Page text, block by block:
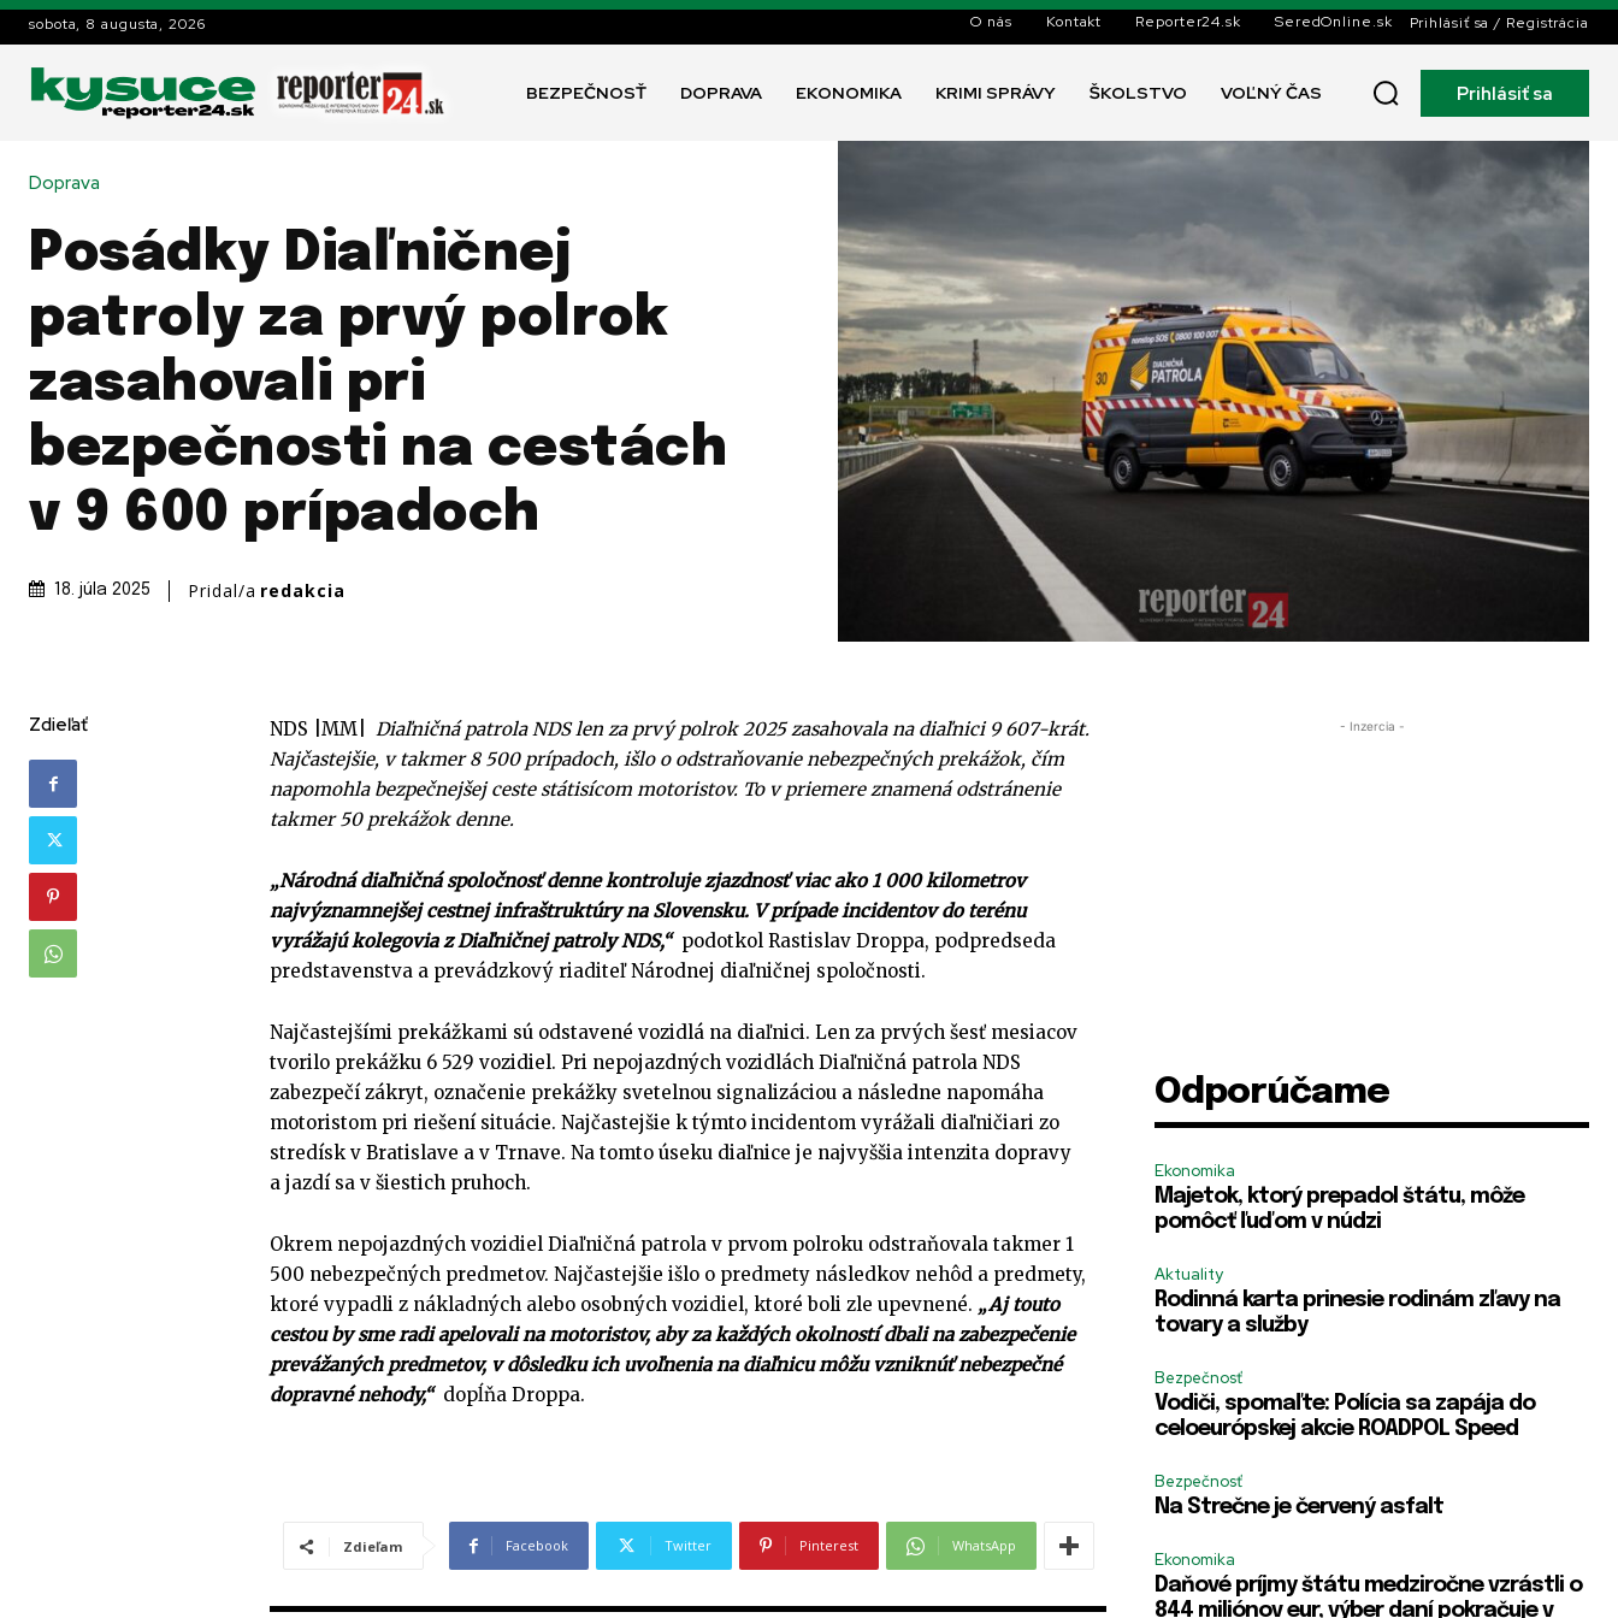
sobota, 8 augusta, 2026 O nás Kontakt Reporter24.sk SeredOnline.sk Prihlásiť sa / Registrácia
BEZPEČNOSŤ DOPRAVA EKONOMIKA KRIMI SPRÁVY ŠKOLSTVO VOĽNÝ ČAS Prihlásiť sa
Doprava
Posádky Diaľničnej
patroly za prvý polrok
zasahovali pri
bezpečnosti na cestách
v 9 600 prípadoch
18. júla 2025 Pridal/a redakcia
Zdieľať NDS |MM|
Diaľničná patrola NDS len za prvý polrok 2025 zasahovala na diaľnici 9 607-krát.
Najčastejšie, v takmer 8 500 prípadoch, išlo o odstraňovanie nebezpečných prekážok, čím
napomohla bezpečnejšej ceste státisícom motoristov. To v priemere znamená odstránenie
takmer 50 prekážok denne.
„Národná diaľničná spoločnosť denne kontroluje zjazdnosť viac ako 1 000 kilometrov
najvýznamnejšej cestnej infraštruktúry na Slovensku. V prípade incidentov do terénu
vyrážajú kolegovia z Diaľničnej patroly NDS,“podotkol Rastislav Droppa, podpredseda
predstavenstva a prevádzkový riaditeľ Národnej diaľničnej spoločnosti.
Najčastejšími prekážkami sú odstavené vozidlá na diaľnici. Len za prvých šesť mesiacov
tvorilo prekážku 6 529 vozidiel. Pri nepojazdných vozidlách Diaľničná patrola NDS
zabezpečí zákryt, označenie prekážky svetelnou signalizáciou a následne napomáha
motoristom pri riešení situácie. Najčastejšie k týmto incidentom vyrážali diaľničiari zo
stredísk v Bratislave a v Trnave. Na tomto úseku diaľnice je najvyššia intenzita dopravy
a jazdí sa v šiestich pruhoch.
Okrem nepojazdných vozidiel Diaľničná patrola v prvom polroku odstraňovala takmer 1
500 nebezpečných predmetov. Najčastejšie išlo o predmety následkov nehôd a predmety,
ktoré vypadli z nákladných alebo osobných vozidiel, ktoré boli zle upevnené. „Aj touto
cestou by sme radi apelovali na motoristov, aby za každých okolností dbali na zabezpečenie
prevážaných predmetov, v dôsledku ich uvoľnenia na diaľnicu môžu vzniknúť nebezpečné
dopravné nehody,“ dopĺňa Droppa.
Zdieľam Facebook Twitter Pinterest WhatsApp
- Inzercia -
Odporúčame
Ekonomika
Majetok, ktorý prepadol štátu, môže
pomôcť ľuďom v núdzi
Aktuality
Rodinná karta prinesie rodinám zľavy na
tovary a služby
Bezpečnosť
Vodiči, spomaľte: Polícia sa zapája do
celoeurópskej akcie ROADPOL Speed
Bezpečnosť
Na Strečne je červený asfalt
Ekonomika
Daňové príjmy štátu medziročne vzrástli o
844 miliónov eur, výber daní pokračuje v